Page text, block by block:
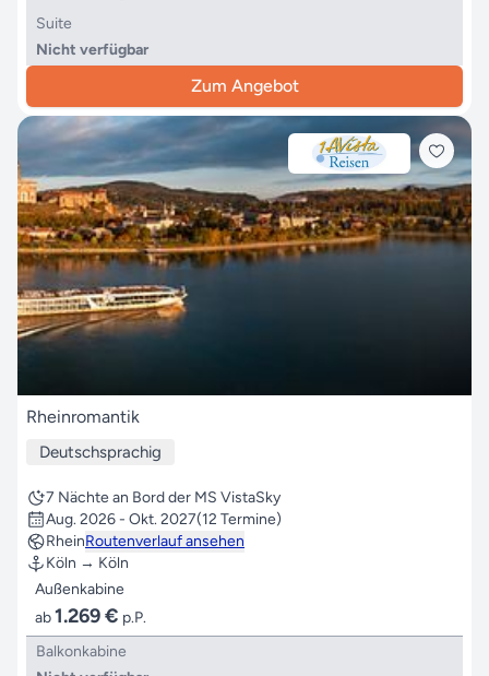
Suite
Nicht verfügbar
Zum Angebot
Rheinromantik
Deutschsprachig
7 Nächte an Bord der MS VistaSky
Aug. 2026 - Okt. 2027(12 Termine)
RheinRoutenverlauf ansehen
Köln → Köln
Außenkabine
ab1.269 € p.P.
Balkonkabine